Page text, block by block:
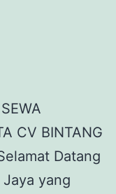
CV BINTANG
Datang
yang